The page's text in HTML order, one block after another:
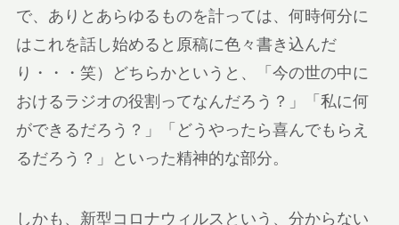
で、ありとあらゆるものを計っては、何時何分に
はこれを話し始めると原稿に色々書き込んだ
り・・・笑）どちらかというと、「今の世の中に
おけるラジオの役割ってなんだろう？」「私に何
ができるだろう？」「どうやったら喜んでもらえ
るだろう？」といった精神的な部分。
しかも、新型コロナウィルスという、分からない